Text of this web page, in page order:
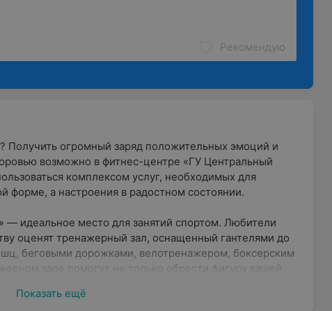
Рекомендую
Получить огромный заряд положительных эмоций и
возможно в фитнес-центре «ГУ Центральный
комплексом услуг, необходимых для
форме, а настроения в радостном состоянии.
идеальное место для занятий спортом. Любители
оценят тренажерный зал, оснащенный гантелями до
беговыми дорожками, велотренажером, боксерским
зале помогут не только обрести фигуру вашей
аэробикой и танцами. В небольших группах от 3 до
Показать ещё